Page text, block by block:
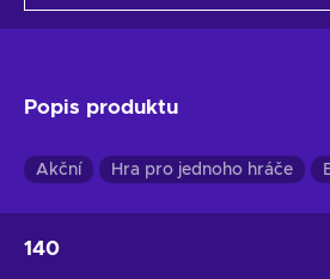
Popis produktu
Akční Hra pro jednoho hráče
140